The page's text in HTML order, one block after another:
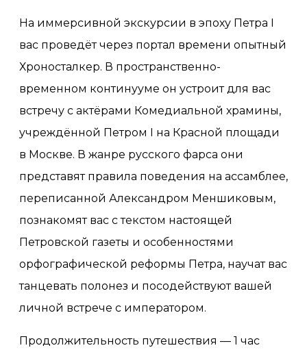
На иммерсивной экскурсии в эпоху Петра I
вас проведёт через портал времени опытный
Хроносталкер. В пространственно-
временном континууме он устроит для вас
встречу с актёрами Комедиальной храмины,
учреждённой Петром I на Красной площади
в Москве. В жанре русского фарса они
представят правила поведения на ассамблее,
переписанной Александром Меншиковым,
познакомят вас с текстом настоящей
Петровской газеты и особенностями
орфографической реформы Петра, научат вас
танцевать полонез и посодействуют вашей
личной встрече с императором.
Продолжительность путешествия — 1 час